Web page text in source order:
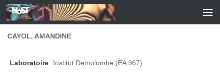
Skip to content
CAYOL, AMANDINE
Laboratoire Institut Demolombe (EA 967)